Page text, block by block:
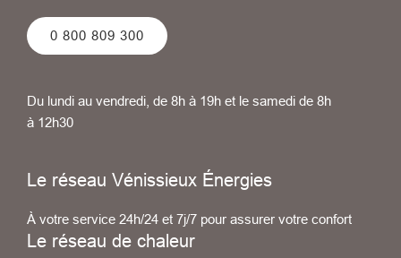
0 800 809 300
Du lundi au vendredi, de 8h à 19h et le samedi de 8h
à 12h30
Le réseau Vénissieux Énergies
À votre service 24h/24 et 7j/7 pour assurer votre confort
Le réseau de chaleur